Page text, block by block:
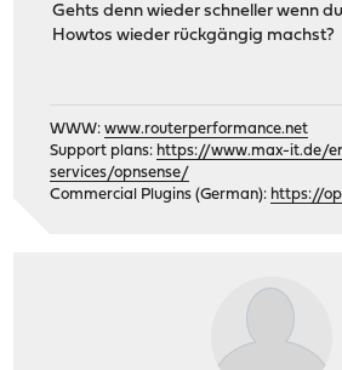
Gehts denn wieder schneller wenn
Howtos wieder rückgängig machst?
WWW:www.routerperformance.net
Support plans: https://www.max-it.de/
services/opnsense/
Commercial Plugins (German): https://